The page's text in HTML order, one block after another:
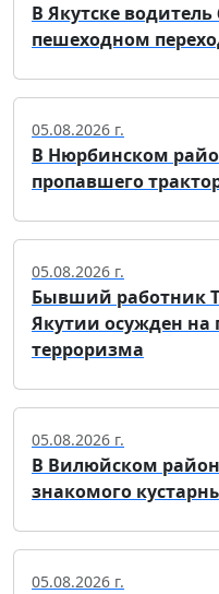
В Якутске
пешеходном
05.08.2026 г.
В Нюрбинском
пропавшего
05.08.2026 г.
Бывший работник
Якутии осужден на
терроризма
05.08.2026 г.
В Вилюйском
знакомого
05.08.2026 г.